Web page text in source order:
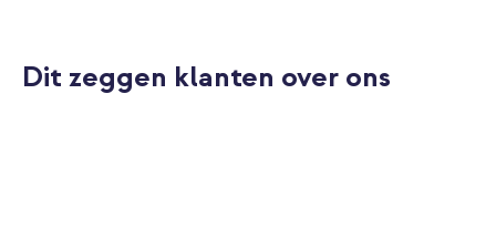
Dit zeggen klanten over ons